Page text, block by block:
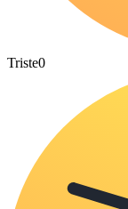
Triste0